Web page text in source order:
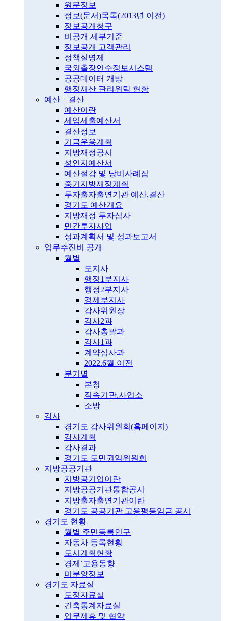
원문정보
정보(문서)목록(2013년 이전)
정보공개청구
비공개 세부기준
정보공개 고객관리
정책실명제
국외출장연수정보시스템
공공데이터 개방
행정재산 관리위탁 현황
예산ㆍ결산
예산이란
세입세출예산서
결산정보
기금운용계획
지방재정공시
성인지예산서
예산절감 및 낭비사례집
중기지방재정계획
투자출자출연기관 예산,결산
경기도 예산개요
지방재정 투자심사
민간투자사업
성과계획서 및 성과보고서
업무추진비 공개
월별
도지사
행정1부지사
행정2부지사
경제부지사
감사위원장
감사2과
감사총괄과
감사1과
계약심사과
2022.6월 이전
분기별
본청
직속기관.사업소
소방
감사
경기도 감사위원회(홈페이지)
감사계획
감사결과
경기도 도민권익위원회
지방공공기관
지방공기업이란
지방공공기관통합공시
지방출자출연기관이란
경기도 공공기관 고용평등임금 공시
경기도 현황
월별 주민등록인구
자동차 등록현황
도시계획현황
경제˙고용동향
미분양정보
경기도 자료실
도정자료실
건축통계자료실
업무제휴 및 협약